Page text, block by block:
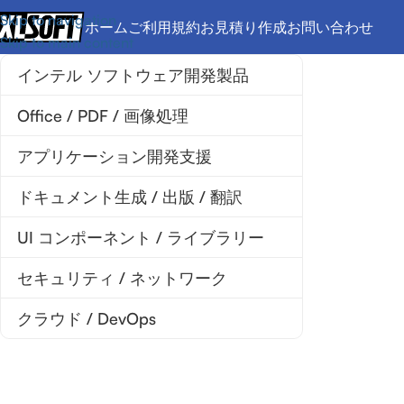
Skip to navigation
Skip to main content
ホーム ご利用規約お見積り作成お問い合わせ
インテル ソフトウェア開発製品
Office / PDF / 画像処理
アプリケーション開発支援
ドキュメント生成 / 出版 / 翻訳
UI コンポーネント / ライブラリー
セキュリティ / ネットワーク
クラウド / DevOps